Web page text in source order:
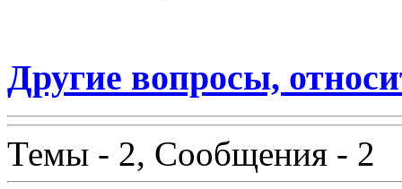
Другие вопросы,
Темы - 2, Сообщения - 2